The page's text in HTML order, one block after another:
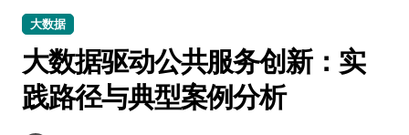
大数据
大数据驱动公共服务创新：实
践路径与典型案例分析